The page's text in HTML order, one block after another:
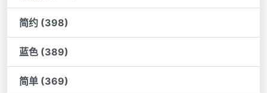
简约 (398)
蓝色 (389)
简单 (369)